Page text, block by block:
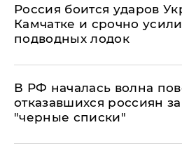
Россия боится ударов
Камчатке и срочно
подводных лодок
​В РФ началась волна
отказавшихся россиян
"черные списки"